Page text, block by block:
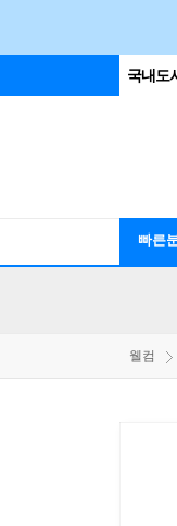
국내도
빠른
웰컴